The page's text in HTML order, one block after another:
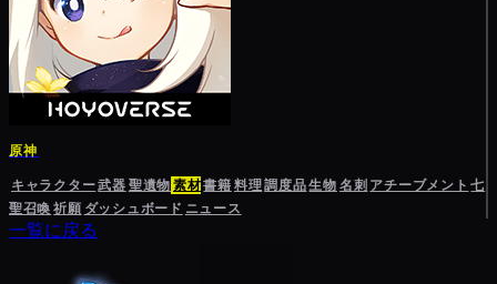
原神
キャラクター武器聖遺物素材書籍料理調度品生物名刺 アチーブメント 七
聖召喚祈願 ダッシュボード ニュース
一覧に戻る